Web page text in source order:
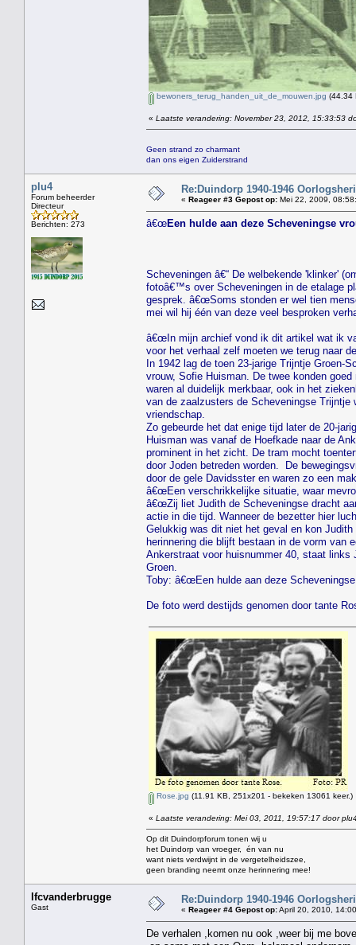
bewoners_terug_handen_uit_de_mouwen.jpg (44.34
« Laatste verandering: November 23, 2012, 15:33:53
Geen strand zo charmant
dan ons eigen Zuiderstrand
plu4
Forum beheerder
Directeur
Berichten: 273
Re:Duindorp 1940-1946
« Reageer #3 Gepost op: Mei 22, 2009,
â€œEen hulde aan deze Scheveningse
Scheveningen â€“ De welbekende 'klinker'
fotoâ€™s over Scheveningen in de etalage
gesprek. â€œSoms stonden er wel tien
mei wil hij één van deze veel besproken
â€œIn mijn archief vond ik dit artikel wat ik
voor het verhaal zelf moeten we terug naar de
In 1942 lag de toen 23-jarige Trijntje Groen-
vrouw, Sofie Huisman. De twee konden
waren al duidelijk merkbaar, ook in het
van de zaalzusters de Scheveningse
vriendschap.
Zo gebeurde het dat enige tijd later de 20-
Huisman was vanaf de Hoefkade naar de
prominent in het zicht. De tram mocht
door Joden betreden worden. De
door de gele Davidsster en waren zo een
â€œEen verschrikkelijke situatie, waar
â€œZij liet Judith de Scheveningse dracht
actie in die tijd. Wanneer de bezetter hier
Gelukkig was dit niet het geval en kon
herinnering die blijft bestaan in de vorm van
Ankerstraat voor huisnummer 40, staat links
Groen.
Toby: â€œEen hulde aan deze
De foto werd destijds genomen door tante
Rose.jpg (11.91 KB, 251x201 - bekeken 13061 keer.)
« Laatste verandering: Mei 03, 2011, 19:57:17 door
Op dit Duindorpforum tonen wij u
het Duindorp van vroeger, én van nu
want niets verdwijnt in de vergetelheidszee,
geen branding neemt onze herinnering mee!
lfcvanderbrugge
Gast
Re:Duindorp 1940-1946
« Reageer #4 Gepost op:April 20, 2010,
De verhalen ,komen nu ook ,weer bij me